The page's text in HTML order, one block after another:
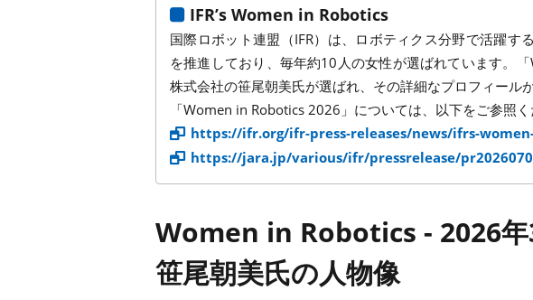
IFR’s Women in Robotics
国際ロボット連盟（IFR）は、ロボティクス分野で活躍す
を推進しており、毎年約10人の女性が選ばれています。
株式会社の笹尾朝美氏が選ばれ、その詳細なプロフィール
「Women in Robotics 2026」については、以下をご参照く
https://ifr.org/ifr-press-releases/news/ifrs-
https://jara.jp/various/ifr/pressrelease/
Women in Robotics - 2026年
笹尾朝美氏の人物像